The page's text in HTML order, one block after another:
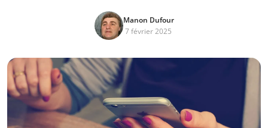
Manon Dufour
7 février 2025